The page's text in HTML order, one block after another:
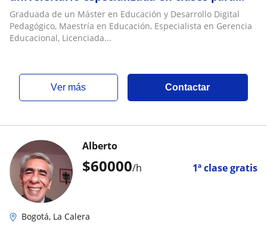
niños, niñas y jóvenes de manera virtual
Graduada de un Máster en Educación y Desarrollo Digital
Pedagógico, Maestría en Educación, Especialista en Gerencia
Educacional, Licenciada...
ver más Contactar
$60000/h 1ª clase gratis
Alberto
Bogotá, La Calera